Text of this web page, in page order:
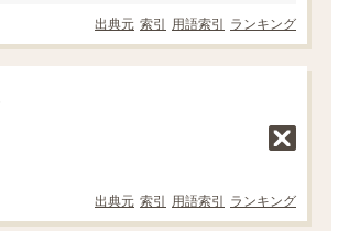
出典元 索引 用語索引 ランキング
出典元 索引 用語索引 ランキング